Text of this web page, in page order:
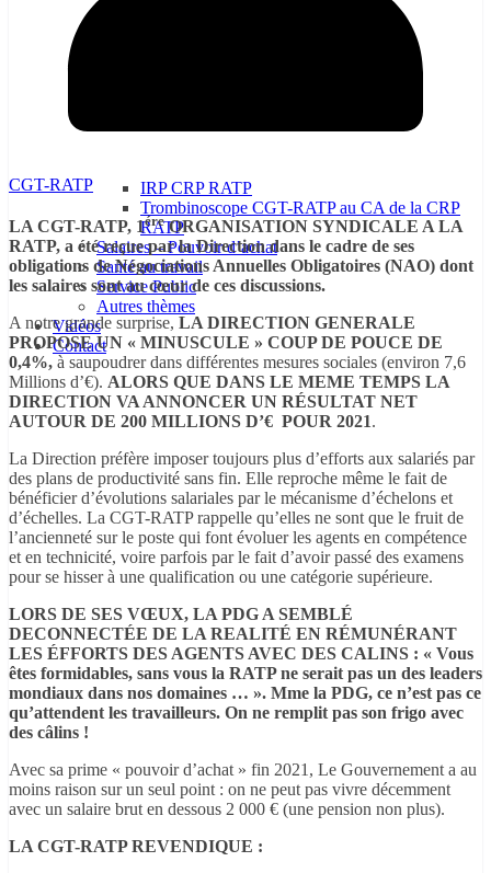
IRP CRP RATP
Trombinoscope CGT-RATP au CA de la CRP
RATP
Salaires – Pouvoir d’achat
Santé au travail
Service Public
Autres thèmes
Vidéos
Contact
CGT-RATP
LA CGT-RATP, 1éreORGANISATION SYNDICALE A LA
RATP, a été reçue par la Direction dans le cadre de ses
obligations de Négociations Annuelles Obligatoires (NAO) dont
les salaires sont au cœur de ces discussions.
A notre grande surprise, LA DIRECTION GENERALE
PROPOSE UN « MINUSCULE » COUP DE POUCE DE
0,4%, à saupoudrer dans différentes mesures sociales (environ 7,6
Millions d’€). ALORS QUE DANS LE MEME TEMPS LA
DIRECTION VA ANNONCER UN RÉSULTAT NET
AUTOUR DE 200 MILLIONS D’€ POUR 2021.
La Direction préfère imposer toujours plus d’efforts aux salariés par
des plans de productivité sans fin. Elle reproche même le fait de
bénéficier d’évolutions salariales par le mécanisme d’échelons et
d’échelles. La CGT-RATP rappelle qu’elles ne sont que le fruit de
l’ancienneté sur le poste qui font évoluer les agents en compétence
et en technicité, voire parfois par le fait d’avoir passé des examens
pour se hisser à une qualification ou une catégorie supérieure.
LORS DE SES VŒUX, LA PDG A SEMBLÉ
DECONNECTÉE DE LA REALITÉ EN RÉMUNÉRANT
LES ÉFFORTS DES AGENTS AVEC DES CALINS : « Vous
êtes formidables, sans vous la RATP ne serait pas un des leaders
mondiaux dans nos domaines … ». Mme la PDG, ce n’est pas ce
qu’attendent les travailleurs. On ne remplit pas son frigo avec
des câlins !
Avec sa prime « pouvoir d’achat » fin 2021, Le Gouvernement a au
moins raison sur un seul point : on ne peut pas vivre décemment
avec un salaire brut en dessous 2 000 € (une pension non plus).
LA CGT-RATP REVENDIQUE :